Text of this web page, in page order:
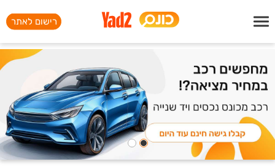
רישום לאתר